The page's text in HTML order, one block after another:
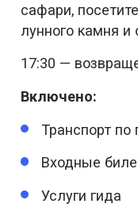
сафари,
лунного камня и
17:30 —
Включено:
Транспорт по
Входные
Услуги гида